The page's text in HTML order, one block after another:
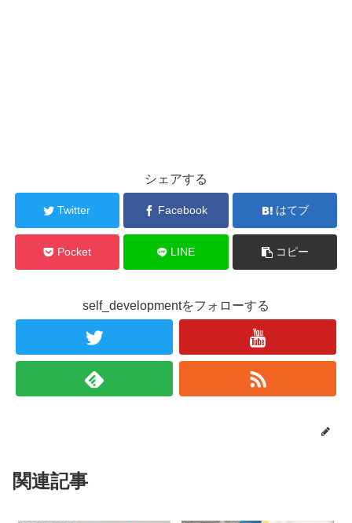
シェアする
Twitter Facebook はてブ
Pocket LINE コピー
self_developmentをフォローする
関連記事